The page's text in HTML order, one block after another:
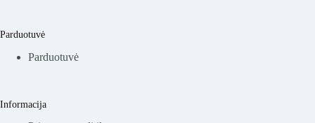
Parduotuvė
Parduotuvė
Informacija